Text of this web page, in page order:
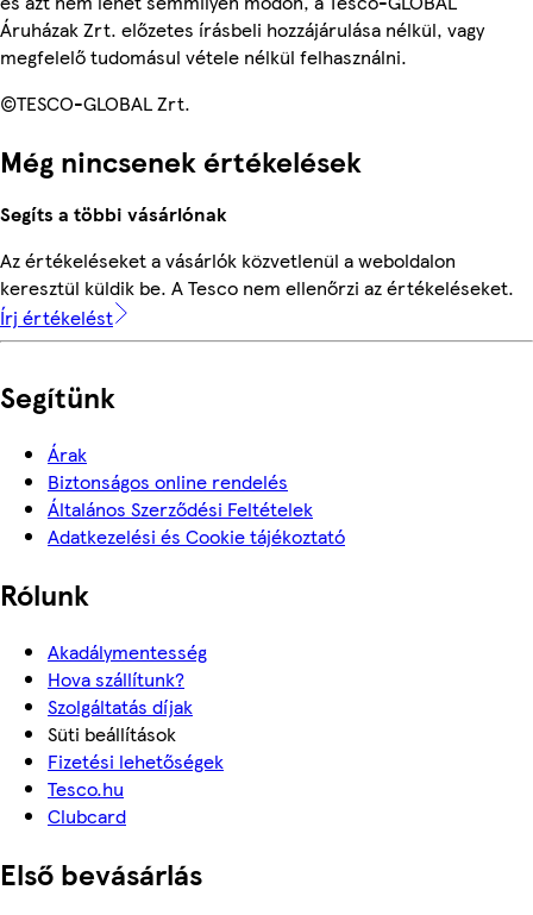
Áruházak Zrt. előzetes írásbeli hozzájárulása nélkül, vagy
megfelelő tudomásul vétele nélkül felhasználni.
©TESCO-GLOBAL Zrt.
Még nincsenek értékelések
Segíts a többi vásárlónak
Az értékeléseket a vásárlók közvetlenül a weboldalon
keresztül küldik be. A Tesco nem ellenőrzi az értékeléseket.
Írj értékelést
Segítünk
Árak
Biztonságos online rendelés
Általános Szerződési Feltételek
Adatkezelési és Cookie tájékoztató
Rólunk
Akadálymentesség
Hova szállítunk?
Szolgáltatás díjak
Süti beállítások
Fizetési lehetőségek
Tesco.hu
Clubcard
Első bevásárlás